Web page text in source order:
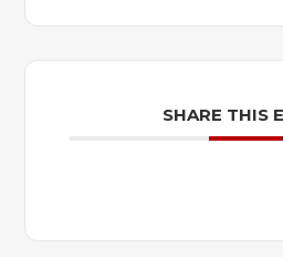
SHARE THIS